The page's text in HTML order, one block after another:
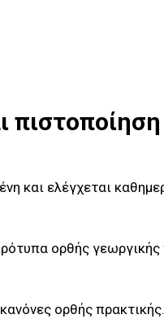
πιστοποίηση
και ελέγχεται
ορθής γεωργικής
ορθής πρακτικής.